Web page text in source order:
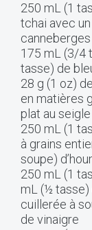
250 mL (1
tchai avec
175 mL (3/4
tasse) de
28 g (1 oz)
en matières
plat au seigle
250 mL (1
à grains
soupe)
250 mL (1
mL (½ tasse)
cuillerée à
de vinaigre